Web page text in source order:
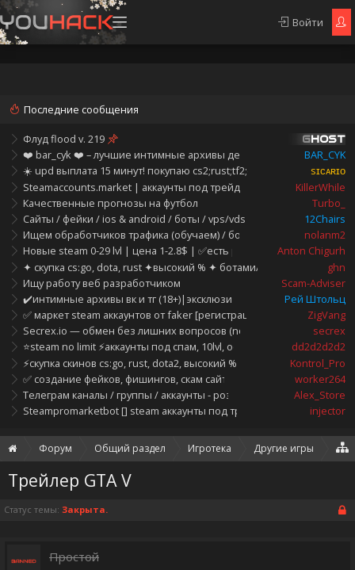
Последние сообщения
Флуд flood v. 219 GHOST
❤️ bar_cyk ❤️ – лучшие интимные архивы девушек vk (18+) ❤️BAR_CYK
☀️ upd выплата 15 минут! покупаю cs2;rust;tf2;dota2: hold, ботами,
sɪᴄᴀʀɪᴏ
Steamaccounts.market | аккаунты под трейд и парсинг |KillerWhile
Качественные прогнозы на футбол
Turbo_
Сайты / фейки / ios & android / боты / vps/vds / абуз.хостинги /
12Chairs
Ищем обработчиков трафика (обучаем) / большые выплатыnolanm2
Новые steam 0-29 lvl | цена 1-2.8$ | ✅есть родная rambler почта
Anton Chigurh
✦ скупка cs:go, dota, rust ✦высокий % ✦ ботами/трейдом✦ instant
ghn
Ищу работу веб разработчиком
Scam-Adviser
✔️интимные архивы вк и тг (18+)|эксклюзивные товары|shtolts
Рей Штольц
✅ маркет steam аккаунтов от faker [регистрация строго наZigVang
Secrex.io — обмен без лишних вопросов (no aml)
secrex
⭐steam no limit ⚡аккаунты под спам, 10lvl, оформление, часы⚡⭐
dd2d2d2d2
⚡скупка скинов cs:go, rust, dota2, высокий %, быстрые выплаты [деп
Kontrol_Pro
✅ создание фейков, фишингов, скам сайтов ✅
worker264
Телеграм каналы / группы / аккаунты - розница / опт
Alex_Store
Steampromarketbot [] steam аккаунты под трейд
injector
Форум Общий раздел Игротека Другие игры
Трейлер GTA V
Статус темы: Закрыта.
Простой
Войти